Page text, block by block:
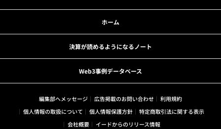
ホーム
決算が読めるようになるノート
Web3事例データベース
編集部へメッセージ 広告掲載のお問い合わせ
利用規約
個人情報の取扱について
個人情報保護方針
特定商取引法に関する表示
会社概要
イードからのリリース情報